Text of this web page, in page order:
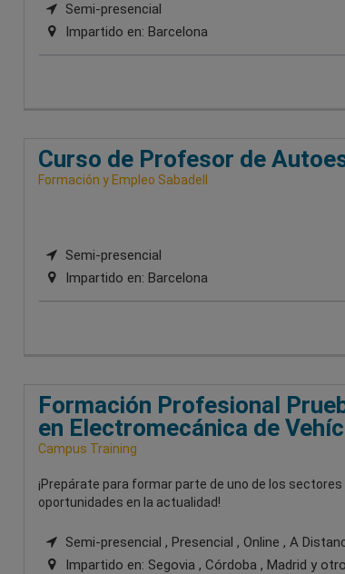
Semi-presencial
Impartido en: Barcelona
Curso de Profesor de
Formación y Empleo Sabadell
Semi-presencial
Impartido en: Barcelona
Formación Profesional
en Electromecánica de
Campus Training
¡Prepárate para formar parte de uno de los
oportunidades en la actualidad!
Semi-presencial , Presencial , Online , A
Impartido en: Segovia , Córdoba , Madrid y